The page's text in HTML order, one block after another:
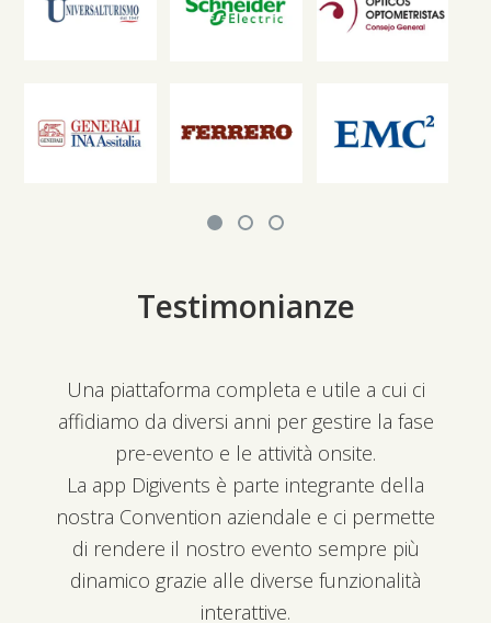
Testimonianze
Una piattaforma completa e utile a cui ci
affidiamo da diversi anni per gestire la fase
pre-evento e le attività onsite.
La app Digivents è parte integrante della
nostra Convention aziendale e ci permette
di rendere il nostro evento sempre più
dinamico grazie alle diverse funzionalità
interattive.